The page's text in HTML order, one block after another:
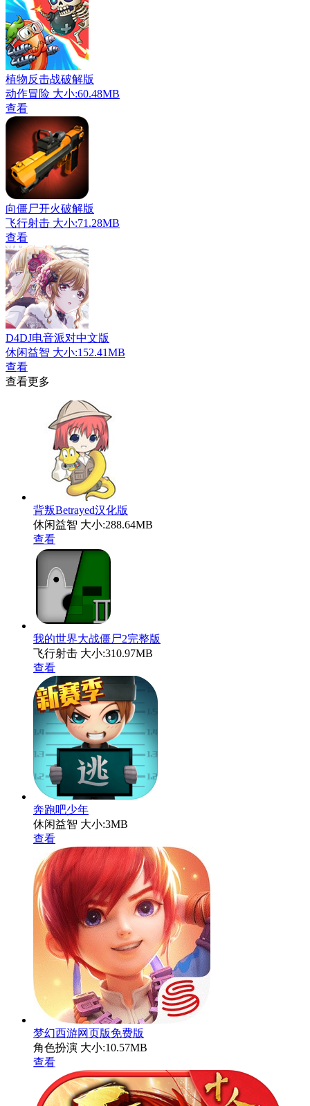
植物反击战破解版
动作冒险 大小:60.48MB
查看
向僵尸开火破解版
飞行射击 大小:71.28MB
查看
D4DJ电音派对中文版
休闲益智 大小:152.41MB
查看
查看更多
背叛Betrayed汉化版
休闲益智 大小:288.64MB
查看
我的世界大战僵尸2完整版
飞行射击 大小:310.97MB
查看
奔跑吧少年
休闲益智 大小:3MB
查看
梦幻西游网页版免费版
角色扮演 大小:10.57MB
查看